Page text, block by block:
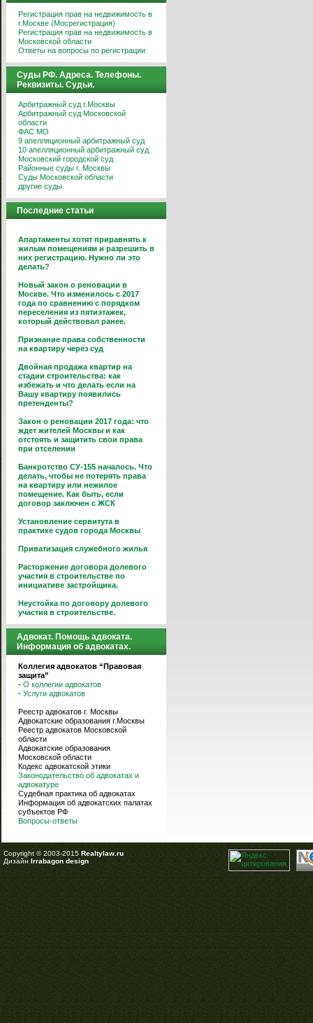
Регистрация прав на недвижимость в
г.Москве (Мосрегистрация)
Регистрация прав на недвижимость в
Московской области
Ответы на вопросы по регистрации
Суды РФ. Адреса. Телефоны.
Реквизиты. Судьи.
Арбитражный суд г.Москвы
Арбитражный суд Московской
области
ФАС МО
9 апелляционный арбитражный суд
10 апелляционный арбитражный суд
Московский городской суд
Районные суды г. Москвы
Суды Московской области
другие суды
Последние статьи
Апартаменты хотят приравнять к
жилым помещениям и разрешить в
них регистрацию. Нужно ли это
делать?
Новый закон о реновации в
Москве. Что изменилось с 2017
года по сравнению с порядком
переселения из пятиэтажек,
который действовал ранее.
Признание права собственности
на квартиру через суд
Двойная продажа квартир на
стадии строительства: как
избежать и что делать если на
Вашу квартиру появились
претенденты?
Закон о реновации 2017 года: что
ждет жителей Москвы и как
отстоять и защитить свои права
при отселении
Банкротство СУ-155 началось. Что
делать, чтобы не потерять права
на квартиру или нежилое
помещение. Как быть, если
договор заключен с ЖСК
Установление сервитута в
практике судов города Москвы
Приватизация служебного жилья
Расторжение договора долевого
участия в строительстве по
инициативе застройщика.
Неустойка по договору долевого
участия в строительстве.
Адвокат. Помощь адвоката.
Информация об адвокатах.
Коллегия адвокатов “Правовая
защита”
- О коллегии адвокатов
- Услуги адвокатов
Реестр адвокатов г. Москвы
Адвокатские образования г.Москвы
Реестр адвокатов Московской
области
Адвокатские образования
Московской области
Кодекс адвокатской этики
Законодательство об адвокатах и
адвокатуре
Судебная практика об адвокатах
Информация об адвокатских палатах
субъектов РФ
Вопросы-ответы
Copyright © 2003-2015 Realtylaw.ru
Дизайн Irrabagon design